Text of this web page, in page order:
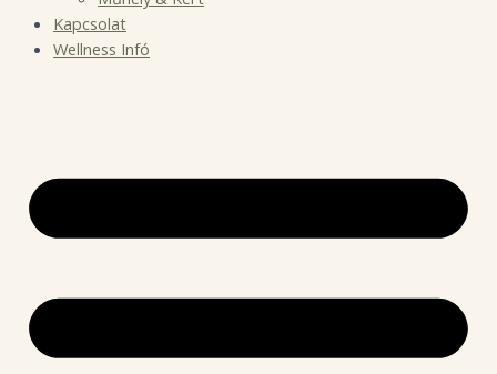
Kapcsolat
Wellness Infó